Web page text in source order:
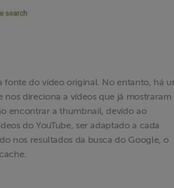
fonte do vídeo original. No entanto, há
direciona a vídeos que já mostraram
encontrar a thumbnail, devido ao
do YouTube, ser adaptado a cada
nos resultados da busca do Google, o